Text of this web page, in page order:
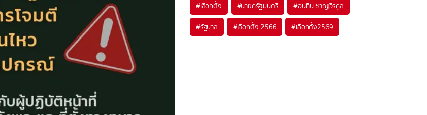
#เลือกตั้ง #นายกรัฐมนตรี #อนุทิน ชาญวีรกูล
#รัฐบาล #เลือกตั้ง 2566 #เลือกตั้ง2569